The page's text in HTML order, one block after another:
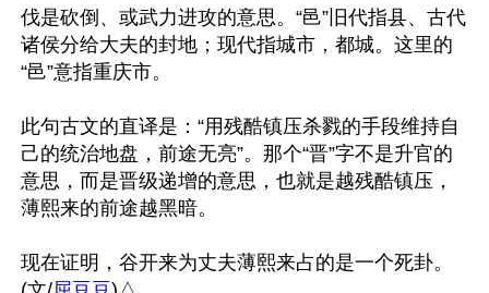
伐是砍倒、或武力进攻的意思。“邑”旧代指县、古代
诸侯分给大夫的封地；现代指城市，都城。这里的
“邑”意指重庆市。
此句古文的直译是：“用残酷镇压杀戮的手段维持自
己的统治地盘，前途无亮”。那个“晋”字不是升官的
意思，而是晋级递增的意思，也就是越残酷镇压，
薄熙来的前途越黑暗。
现在证明，谷开来为丈夫薄熙来占的是一个死卦。